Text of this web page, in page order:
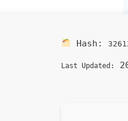
Hash:
Last Updated: